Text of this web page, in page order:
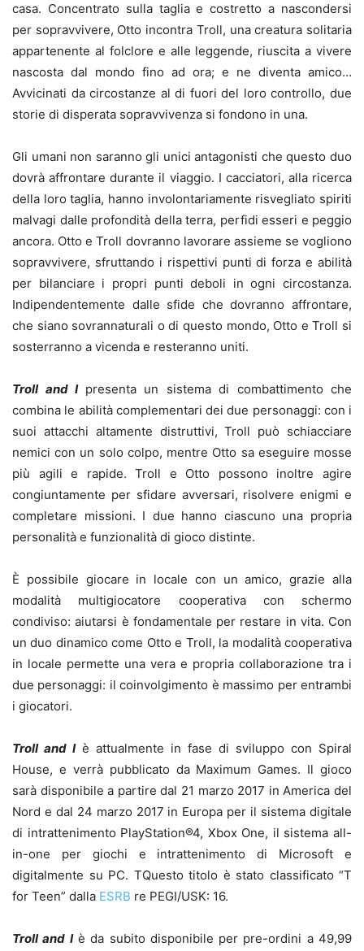
casa. Concentrato sulla taglia e costretto a nascondersi
per sopravvivere, Otto incontra Troll, una creatura solitaria
appartenente al folclore e alle leggende, riuscita a vivere
nascosta dal mondo fino ad ora; e ne diventa amico…
Avvicinati da circostanze al di fuori del loro controllo, due
storie di disperata sopravvivenza si fondono in una.
Gli umani non saranno gli unici antagonisti che questo duo
dovrà affrontare durante il viaggio. I cacciatori, alla ricerca
della loro taglia, hanno involontariamente risvegliato spiriti
malvagi dalle profondità della terra, perfidi esseri e peggio
ancora. Otto e Troll dovranno lavorare assieme se vogliono
sopravvivere, sfruttando i rispettivi punti di forza e abilità
per bilanciare i propri punti deboli in ogni circostanza.
Indipendentemente dalle sfide che dovranno affrontare,
che siano sovrannaturali o di questo mondo, Otto e Troll si
sosterranno a vicenda e resteranno uniti.
Troll and I presenta un sistema di combattimento che
combina le abilità complementari dei due personaggi: con i
suoi attacchi altamente distruttivi, Troll può schiacciare
nemici con un solo colpo, mentre Otto sa eseguire mosse
più agili e rapide. Troll e Otto possono inoltre agire
congiuntamente per sfidare avversari, risolvere enigmi e
completare missioni. I due hanno ciascuno una propria
personalità e funzionalità di gioco distinte.
È possibile giocare in locale con un amico, grazie alla
modalità multigiocatore cooperativa con schermo
condiviso: aiutarsi è fondamentale per restare in vita. Con
un duo dinamico come Otto e Troll, la modalità cooperativa
in locale permette una vera e propria collaborazione tra i
due personaggi: il coinvolgimento è massimo per entrambi
i giocatori.
Troll and Iè attualmente in fase di sviluppo con Spiral
House, e verrà pubblicato da Maximum Games. Il gioco
sarà disponibile a partire dal 21 marzo 2017 in America del
Nord e dal 24 marzo 2017 in Europa per il sistema digitale
di intrattenimento PlayStation®4, Xbox One, il sistema all-
in-one per giochi e intrattenimento di Microsoft e
digitalmente su PC. TQuesto titolo è stato classificato “T
for Teen” dalla ESRB re PEGI/USK: 16.
Troll and Iè da subito disponibile per pre-ordini a 49,99